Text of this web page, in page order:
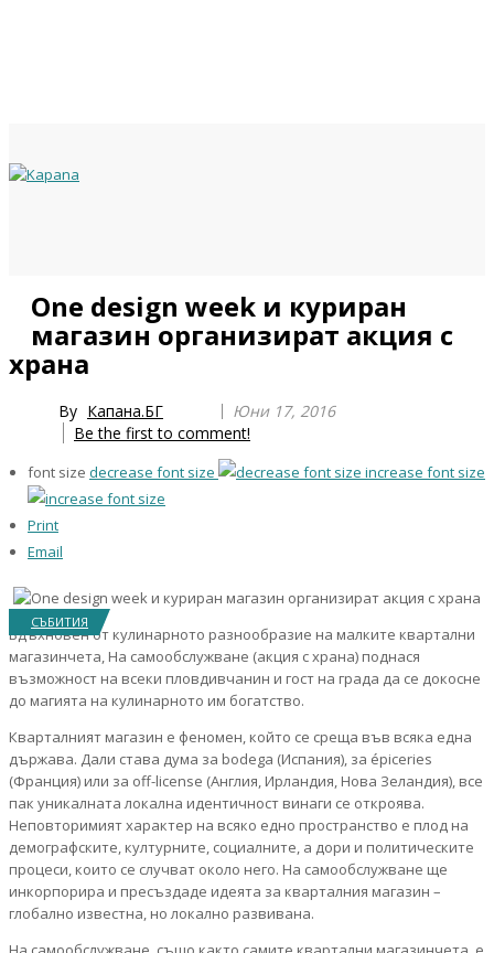
One design week и куриран
магазин организират акция с
храна
By Капана.БГ
Юни 17, 2016
Be the first to comment!
font size decrease font size increase font size
Print
Email
СЪБИТИЯ
Вдъхновен от кулинарното разнообразие на малките квартални
магазинчета, На самообслужване (акция с храна) поднася
възможност на всеки пловдивчанин и гост на града да се докосне
до магията на кулинарното им богатство.
Кварталният магазин е феномен, който се среща във всяка една
държава. Дали става дума за bodega (Испания), за épiceries
(Франция) или за off-license (Англия, Ирландия, Нова Зеландия), все
пак уникалната локална идентичност винаги се откроява.
Неповторимият характер на всяко едно пространство е плод на
демографските, културните, социалните, а дори и политическите
процеси, които се случват около него. На самообслужване ще
инкорпорира и пресъздаде идеята за кварталния магазин –
глобално известна, но локално развивана.
Year
Month
Year
Month